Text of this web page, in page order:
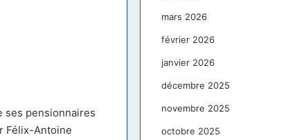
ses pensionnaires
Félix-Antoine
mars 2026
février 2026
janvier 2026
décembre 2025
novembre 2025
octobre 2025